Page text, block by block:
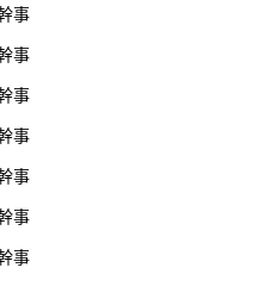
事
事
事
事
事
事
事